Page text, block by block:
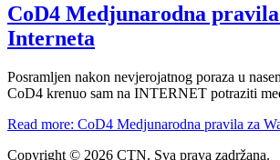
CoD4 Medjunarodna
Interneta
Posramljen nakon nevjerojatnog poraza u
CoD4 krenuo sam na INTERNET potraziti
Read more: CoD4 Medjunarodna pravila za
Copyright © 2026 CTN. Sva prava zadržana.